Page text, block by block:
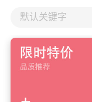
默认关键字